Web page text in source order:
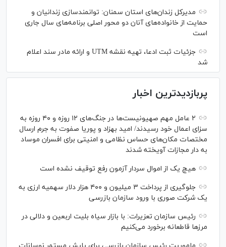
مدیرکل زندان‌های استان سمنان: توانمندسازی زندانیان و
حمایت از خانواده‌های آنان دو محور اصلی برنامه‌های سال جاری
است
جزئیات ثبت ادعا، تهیه نقشه UTM و ارائه مادر سند اعلام
شد
پربازدیدترین اخبار
۲ عامل مهم صهیونیست‌ها در جنگ‌های ۱۲ روزه و ۴۰ روزه به
سزای اعمال خود رسیدند/ امید بهزاد و پوریا صفوت به جرم ارسال
مختصات مکان‌های حساس نظامی و امنیتی برای افسران موساد
به دار مجازات آویخته شدند
هیچ یک از اموال سردار آزمون رفع توقیف نشده است
جلوگیری از پرداخت ۳ میلیون و ۴۰۰ هزار دلار سهمیه ارزی به
یک شرکت صوری با ورود سازمان بازرسی
رئیس سازمان تعزیرات: با بازار سیاه بلیت اربعین و دلالی در
مرز‌ها قاطعانه برخورد می‌کنیم